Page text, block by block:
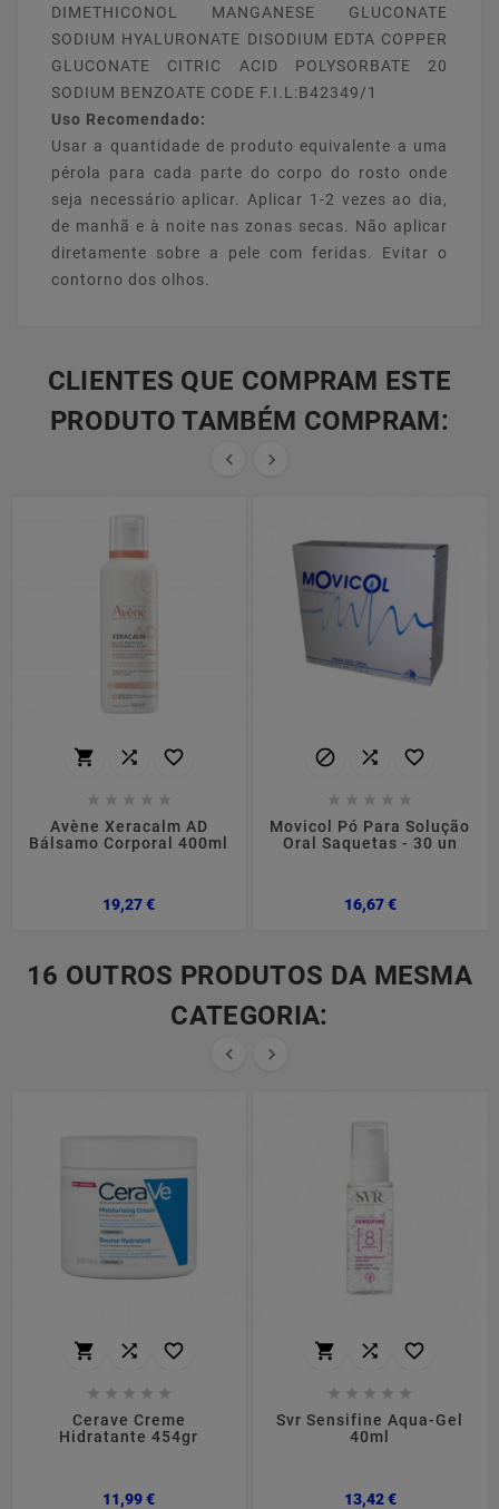
DIMETHICONOL MANGANESE GLUCONATE
SODIUM HYALURONATE DISODIUM EDTA COPPER
GLUCONATE CITRIC ACID POLYSORBATE 20
SODIUM BENZOATE CODE F.I.L:B42349/1
Uso Recomendado:
Usar a quantidade de produto equivalente a uma
pérola para cada parte do corpo do rosto onde
seja necessário aplicar. Aplicar 1-2 vezes ao dia,
de manhã e à noite nas zonas secas. Não aplicar
diretamente sobre a pele com feridas. Evitar o
contorno dos olhos.
CLIENTES QUE COMPRAM ESTE
PRODUTO TAMBÉM COMPRAM:
 
  
    
Avène Xeracalm AD
Bálsamo Corporal 400ml
19,27 €Preço
  
    
Movicol Pó Para Solução
Oral Saquetas - 30 un
16,67 €Preço
16 OUTROS PRODUTOS DA MESMA
CATEGORIA:
 
  
    
Cerave Creme
Hidratante 454gr
11,99 €Preço
  
    
Svr Sensifine Aqua-Gel
40ml
13,42 €Preço